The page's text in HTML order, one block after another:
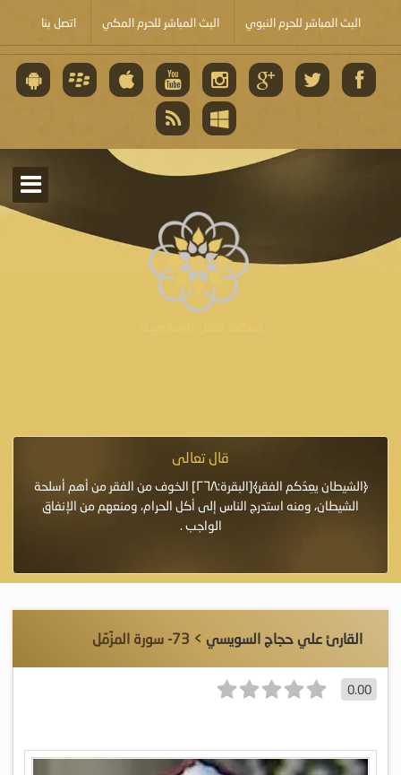
البث المباشر للحرم النبوي البث المباشر للحرم المكي اتصل بنا
قال تعالى
﴿الشيطان يعِدُكم الفقر﴾[البقرة:٢٦٨] الخوف من الفقر من أهم أسلحة
الشيطان، ومنه استدرج الناس إلى أكل الحرام، ومنعهم من الإنفاق
الواجب .
القارئ علي حجاج السويسي > 73- سورة المزّمّل
0.00